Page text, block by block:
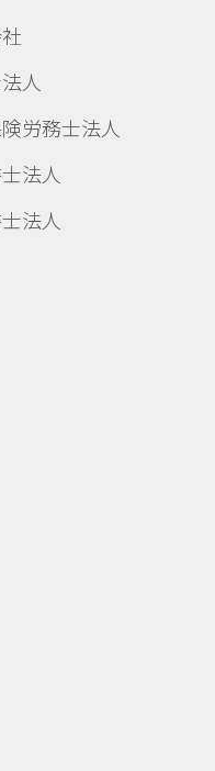
人
労務士法人
法人
法人